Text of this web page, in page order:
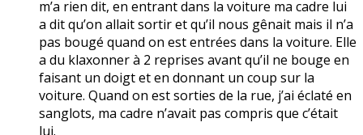
m’a rien dit, en entrant dans la voiture ma cadre lui
a dit qu’on allait sortir et qu’il nous gênait mais il n’a
pas bougé quand on est entrées dans la voiture. Elle
a du klaxonner à 2 reprises avant qu’il ne bouge en
faisant un doigt et en donnant un coup sur la
voiture. Quand on est sorties de la rue, j’ai éclaté en
sanglots, ma cadre n’avait pas compris que c’était
lui.